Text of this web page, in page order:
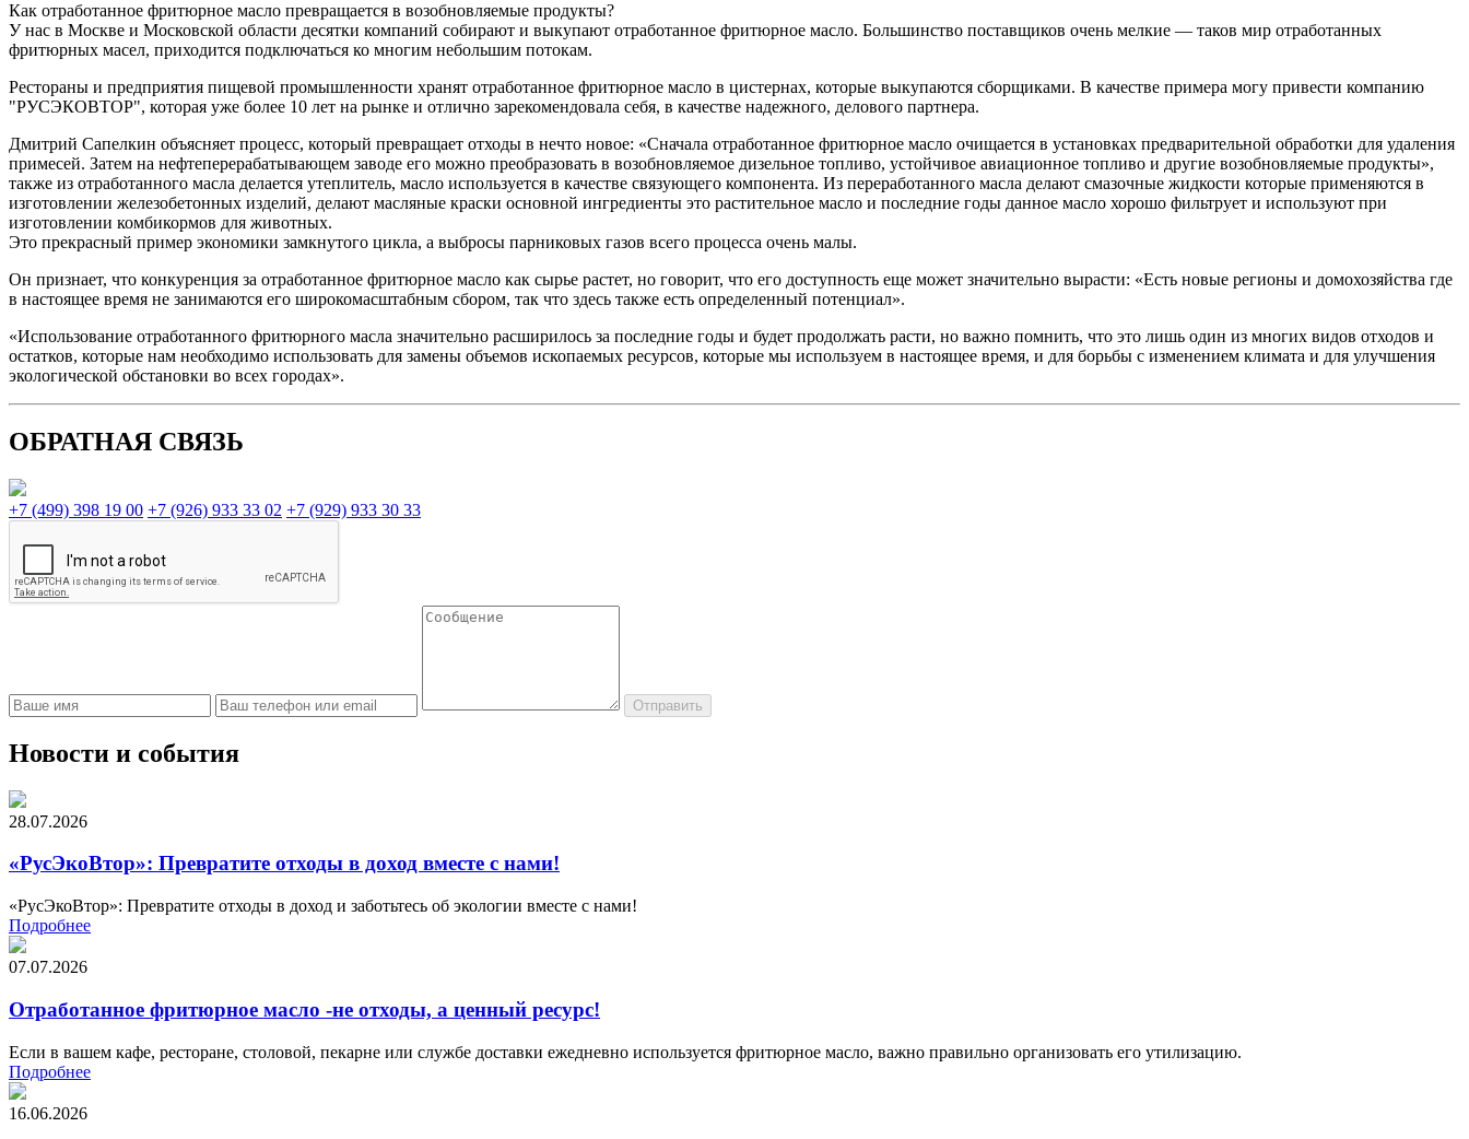
Как отработанное фритюрное масло превращается в возобновляемые продукты?
У нас в Москве и Московской области десятки компаний собирают и выкупают отработанное фритюрное масло. Большинство поставщиков очень мелкие — таков мир отработанных
фритюрных масел, приходится подключаться ко многим небольшим потокам.
Рестораны и предприятия пищевой промышленности хранят отработанное фритюрное масло в цистернах, которые выкупаются сборщиками. В качестве примера могу привести компанию
"РУСЭКОВТОР", которая уже более 10 лет на рынке и отлично зарекомендовала себя, в качестве надежного, делового партнера.
Дмитрий Сапелкин объясняет процесс, который превращает отходы в нечто новое: «Сначала отработанное фритюрное масло очищается в установках предварительной обработки для удаления
примесей. Затем на нефтеперерабатывающем заводе его можно преобразовать в возобновляемое дизельное топливо, устойчивое авиационное топливо и другие возобновляемые продукты»,
также из отработанного масла делается утеплитель, масло используется в качестве связующего компонента. Из переработанного масла делают смазочные жидкости которые применяются в
изготовлении железобетонных изделий, делают масляные краски основной ингредиенты это растительное масло и последние годы данное масло хорошо фильтрует и используют при
изготовлении комбикормов для животных.
Это прекрасный пример экономики замкнутого цикла, а выбросы парниковых газов всего процесса очень малы.
Он признает, что конкуренция за отработанное фритюрное масло как сырье растет, но говорит, что его доступность еще может значительно вырасти: «Есть новые регионы и домохозяйства где
в настоящее время не занимаются его широкомасштабным сбором, так что здесь также есть определенный потенциал».
«Использование отработанного фритюрного масла значительно расширилось за последние годы и будет продолжать расти, но важно помнить, что это лишь один из многих видов отходов и
остатков, которые нам необходимо использовать для замены объемов ископаемых ресурсов, которые мы используем в настоящее время, и для борьбы с изменением климата и для улучшения
экологической обстановки во всех городах».
ОБРАТНАЯ СВЯЗЬ
+7 (499) 398 19 00 +7 (926) 933 33 02 +7 (929) 933 30 33
Новости и события
28.07.2026
«РусЭкоВтор»: Превратите отходы в доход вместе с нами!
«РусЭкоВтор»: Превратите отходы в доход и заботьтесь об экологии вместе с нами!
Подробнее
07.07.2026
Отработанное фритюрное масло -не отходы, а ценный ресурс!
Если в вашем кафе, ресторане, столовой, пекарне или службе доставки ежедневно используется фритюрное масло, важно правильно организовать его утилизацию.
Подробнее
16.06.2026